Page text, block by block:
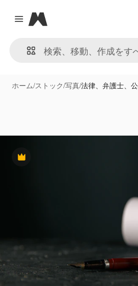
Close menu
Magnific
ホーム/ストック/写真/法律、弁護士、
Premium